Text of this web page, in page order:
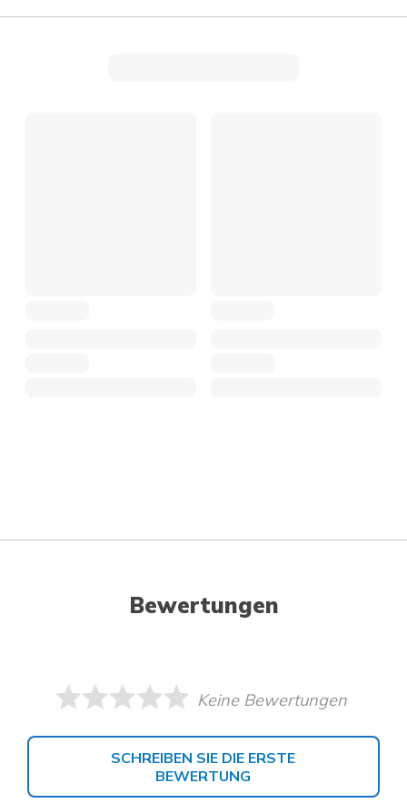
Bewertungen
Keine Bewertungen
SCHREIBEN SIE DIE ERSTE
BEWERTUNG